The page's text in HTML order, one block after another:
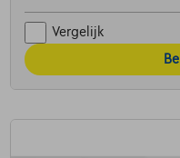
Vergelijk